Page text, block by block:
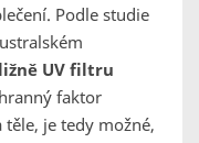
Podle studie
UV filtru
faktor
je tedy možné,